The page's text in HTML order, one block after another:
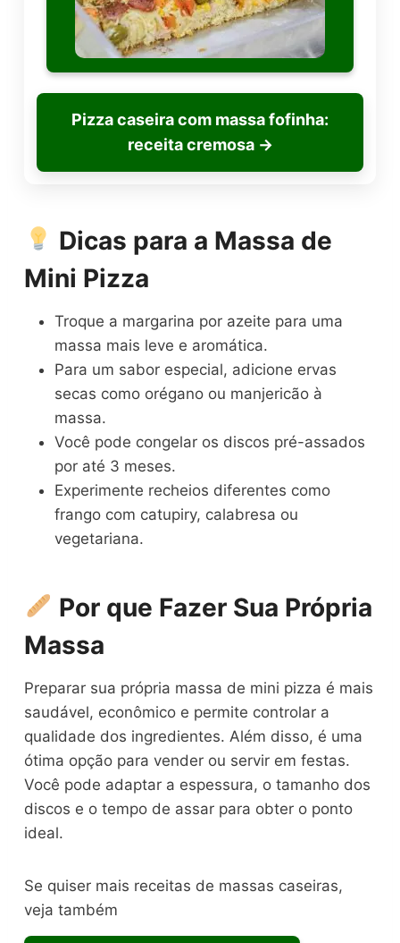
Pizza caseira com massa fofinha:
receita cremosa →
Dicas para a Massa de
Mini Pizza
Troque a margarina por azeite para uma
massa mais leve e aromática.
Para um sabor especial, adicione ervas
secas como orégano ou manjericão à
massa.
Você pode congelar os discos pré-assados
por até 3 meses.
Experimente recheios diferentes como
frango com catupiry, calabresa ou
vegetariana.
Por que Fazer Sua Própria
Massa
Preparar sua própria massa de mini pizza é mais
saudável, econômico e permite controlar a
qualidade dos ingredientes. Além disso, é uma
ótima opção para vender ou servir em festas.
Você pode adaptar a espessura, o tamanho dos
discos e o tempo de assar para obter o ponto
ideal.
Se quiser mais receitas de massas caseiras,
veja também